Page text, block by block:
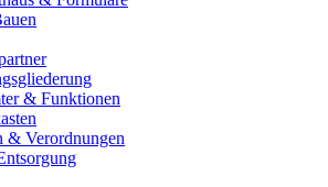
& Funktionen
& Verordnungen